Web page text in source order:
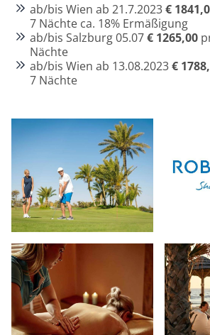
ab/bis Wien ab 21.7.2023€
7 Nächte ca. 18% Ermäßigung
ab/bis Salzburg 05.07€ 1265,00
Nächte
ab/bis Wien ab 13.08.2023€
7 Nächte